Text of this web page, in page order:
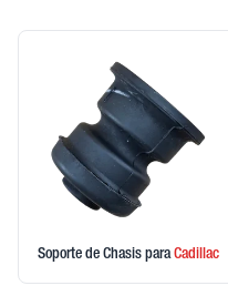
Soporte de Chasis paraCadillac